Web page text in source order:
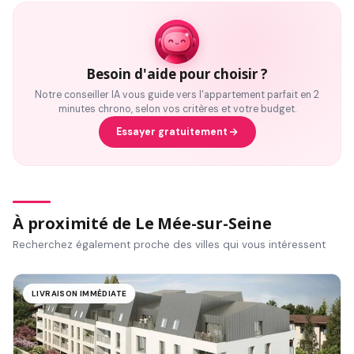
Besoin d'aide pour choisir ?
Notre conseiller IA vous guide vers l'appartement parfait en 2
minutes chrono, selon vos critères et votre budget.
Essayer gratuitement
À proximité de Le Mée-sur-Seine
Recherchez également proche des villes qui vous intéressent
LIVRAISON IMMÉDIATE